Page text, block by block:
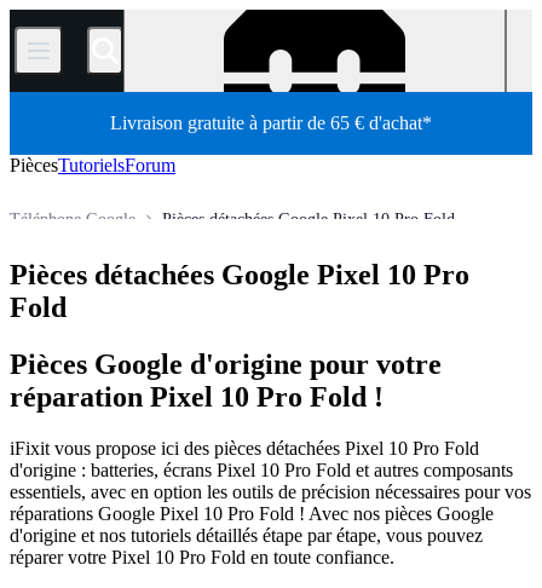
/
Livraison gratuite à partir de 65 € d'achat*
PiècesTutorielsForum
Pièces détachées Google Pixel 10 Pro Fold
Téléphone Google
Pièces détachées Google Pixel 10 Pro
Fold
Pièces Google d'origine pour votre
réparation Pixel 10 Pro Fold !
iFixit vous propose ici des pièces détachées Pixel 10 Pro Fold
d'origine : batteries, écrans Pixel 10 Pro Fold et autres composants
essentiels, avec en option les outils de précision nécessaires pour vos
réparations Google Pixel 10 Pro Fold ! Avec nos pièces Google
d'origine et nos tutoriels détaillés étape par étape, vous pouvez
réparer votre Pixel 10 Pro Fold en toute confiance.